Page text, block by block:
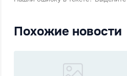
Похожие новости